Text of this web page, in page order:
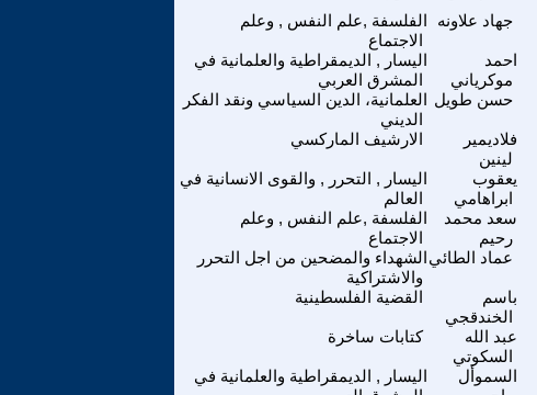
الفلسفة ,علم النفس , وعلم
الاجتماع
جهاد علاونه
اليسار , الديمقراطية والعلمانية في
المشرق العربي
احمد
موكرياني
العلمانية، الدين السياسي ونقد الفكر
الديني
حسن طويل
الارشيف الماركسي
فلاديمير
لينين
اليسار , التحرر , والقوى الانسانية في
العالم
يعقوب
ابراهامي
الفلسفة ,علم النفس , وعلم
الاجتماع
سعد محمد
رحيم
الشهداء والمضحين من اجل التحرر
والاشتراكية
عماد الطائي
القضية الفلسطينية
باسم
الخندقجي
كتابات ساخرة
عبد الله
السكوتي
اليسار , الديمقراطية والعلمانية في
السموأل